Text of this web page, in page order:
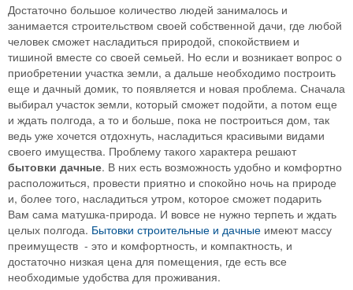
Достаточно большое количество людей занималось и
занимается строительством своей собственной дачи, где любой
человек сможет насладиться природой, спокойствием и
тишиной вместе со своей семьей. Но если и возникает вопрос о
приобретении участка земли, а дальше необходимо построить
еще и дачный домик, то появляется и новая проблема. Сначала
выбирал участок земли, который сможет подойти, а потом еще
и ждать полгода, а то и больше, пока не построиться дом, так
ведь уже хочется отдохнуть, насладиться красивыми видами
своего имущества. Проблему такого характера решают
бытовки дачные. В них есть возможность удобно и комфортно
расположиться, провести приятно и спокойно ночь на природе
и, более того, насладиться утром, которое сможет подарить
Вам сама матушка-природа. И вовсе не нужно терпеть и ждать
целых полгода. Бытовки строительные и дачные имеют массу
преимуществ - это и комфортность, и компактность, и
достаточно низкая цена для помещения, где есть все
необходимые удобства для проживания.